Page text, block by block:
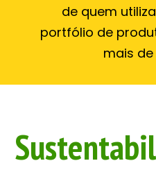
de quem
portfólio de
mais de